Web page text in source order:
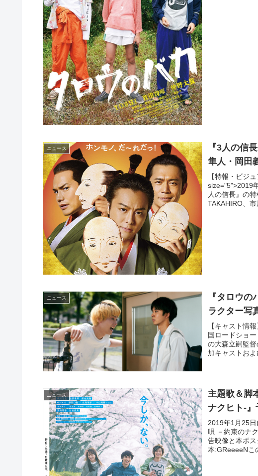
ニュース
『3人の信
隼人・岡田
【特報・ビジ
size="5">2019
人の信長』の
TAKAHIRO、
ニュース
『タロウ
ラクター写
【キャスト情
国ロードショ
の大森立嗣監
加キャストお
ニュース
主題歌＆脚
ナクヒト-』
2019年1月25
唄 －約束のナ
告映像と本ポ
本:GReeeeNこ